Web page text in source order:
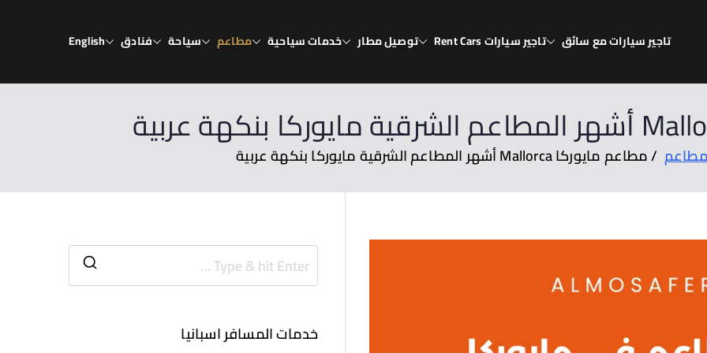
تاجير سيارات مع سائق تاجير سيارات Rent Cars توصيل مطار خدمات سياحية مطاعم سياحة فنادق English
مطاعم مايوركا Mallorca أشهر المطاعم الشرقية مايوركا بنكهة عربية
خدمات المسافر اسبانيا